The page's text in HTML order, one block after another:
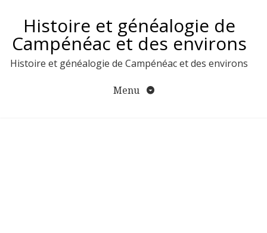
contenuHistoire et généalogie de
Campénéac et des environs
Histoire et généalogie de Campénéac et des environs
Menu